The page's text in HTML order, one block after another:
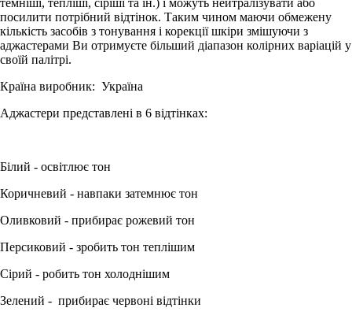
посилити потрібний відтінок. Таким чином маючи обмежену
кількість засобів з тонування і корекції шкіри змішуючи з
аджастерами Ви отримуєте більший діапазон колірних варіацій у
своїй палітрі.
Країна виробник: Україна
Аджастери представлені в 6 відтінках:
Білий - освітлює тон
Коричневий - навпаки затемнює тон
Оливковий - прибирає рожевий тон
Персиковий - зробить тон теплішим
Сірий - робить тон холоднішим
Зелений - прибирає червоні відтінки